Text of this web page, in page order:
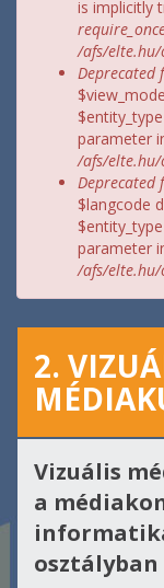
is implicitly
/afs/
Deprecated
parameter
/afs/
Deprecated
$langcode
parameter
/afs/
2.
Vizuális
a
osztályban